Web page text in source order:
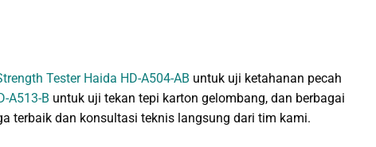
Tester Haida HD-A504-AB untuk uji ketahanan pecah
A513-B untuk uji tekan tepi karton gelombang, dan berbagai
terbaik dan konsultasi teknis langsung dari tim kami.